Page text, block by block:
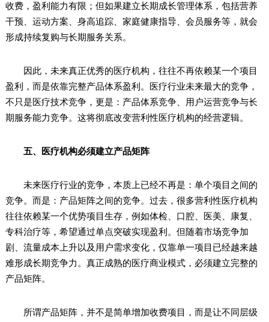
收费，盈利能力有限；但如果建立长期成长管理体系，包括营养
干预、运动方案、身高追踪、家庭健康指导、会员服务等，就会
形成持续复购与长期服务关系。
因此，未来真正优秀的医疗机构，往往不再依赖某一个项目
盈利，而是依靠完整产品体系盈利。医疗行业未来最大的竞争，
不只是医疗技术竞争，更是：产品体系竞争、用户运营竞争与长
期服务能力竞争。这将彻底改变营利性医疗机构的经营逻辑。
五、医疗机构必须建立产品矩阵
未来医疗行业的竞争，本质上已经不再是：单个项目之间的
竞争。而是：产品矩阵之间的竞争。过去，很多营利性医疗机构
往往依赖某一个优势项目生存，例如体检、口腔、医美、康复、
专科治疗等，希望通过单点突破实现盈利。但随着市场竞争加
剧、流量成本上升以及用户需求变化，仅靠单一项目已经越来越
难形成长期竞争力。真正成熟的医疗商业模式，必须建立完整的
产品矩阵。
所谓产品矩阵，并不是简单增加收费项目，而是让不同层级